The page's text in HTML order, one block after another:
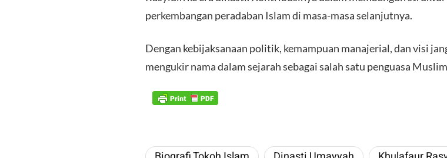
perkembangan peradaban Islam di masa-masa selanjutnya.
​Dengan kebijaksanaan politik, kemampuan manajerial, dan visi
mengukir nama dalam sejarah sebagai salah satu penguasa